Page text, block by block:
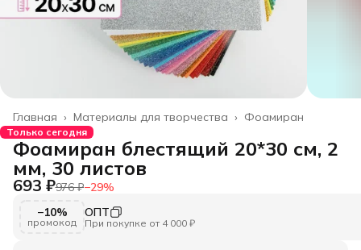
Фоамиран
Материалы для творчества ›
Главная ›
Только сегодня
Фоамиран блестящий 20*30 см, 2
мм, 30 листов
693 ₽976 ₽−29%
−10%
промокод
ОПТ
При покупке от 4 000 ₽